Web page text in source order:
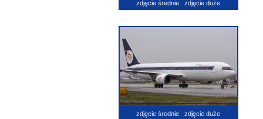
zdjęcie średnie zdjęcie duże
zdjęcie średnie zdjęcie duże